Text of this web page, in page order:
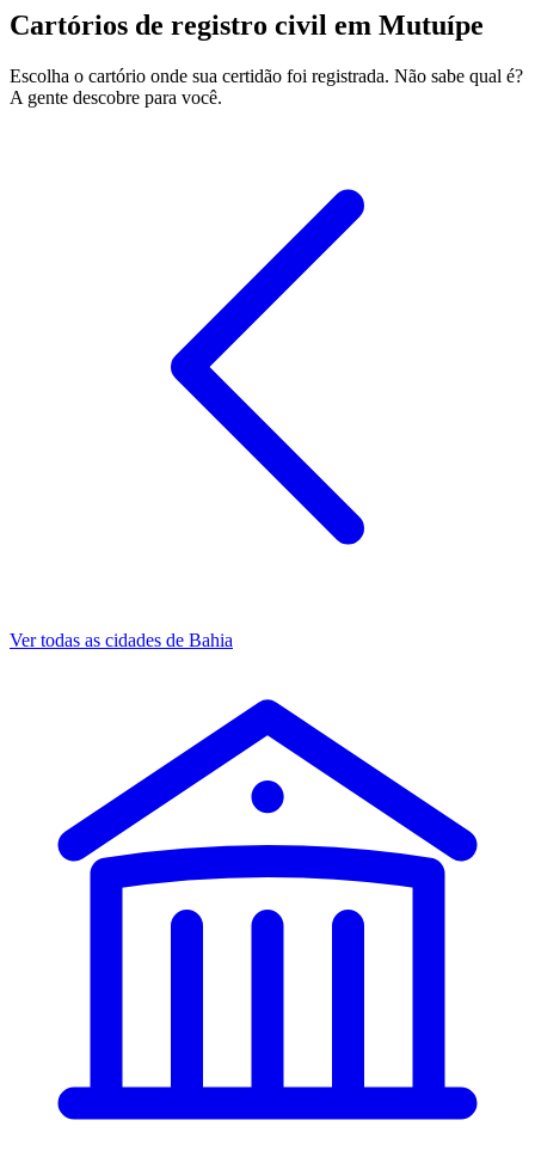
Cartórios de registro civil em Mutuípe
Escolha o cartório onde sua certidão foi registrada. Não sabe qual é?
A gente descobre para você.
Ver todas as cidades de Bahia